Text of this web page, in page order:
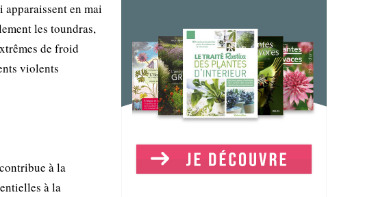
en mai
les toundras,
de froid
violents
à la
à la